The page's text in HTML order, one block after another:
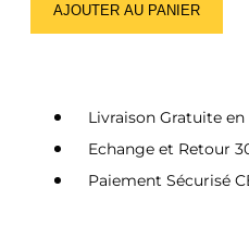
AJOUTER AU PANIER
Livraison Gratuite en
Echange et Retour
Paiement Sécurisé